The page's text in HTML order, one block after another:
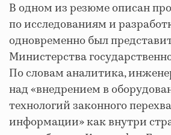
В одном из резюме описан
по исследованиям и
одновременно был
Министерства
По словам аналитика,
над «внедрением в
технологий законного
информации» как внутри